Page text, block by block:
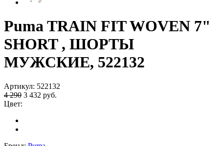
Puma TRAIN FIT WOVEN 7"
SHORT , ШОРТЫ
МУЖСКИЕ, 522132
Артикул: 522132
4 290 3 432 руб.
Цвет: